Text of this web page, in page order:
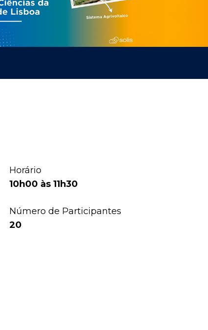
Horário
10h00 às 11h30
Número de Participantes
20